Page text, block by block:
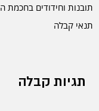
תובנות וחידודים בחכמת
תנאי קבלה
תגיות קבלה